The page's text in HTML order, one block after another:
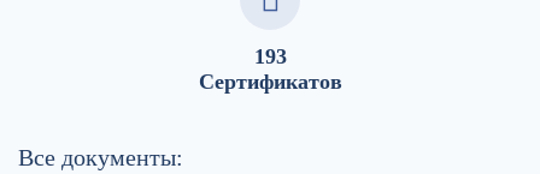
193
Сертификатов
Все документы: